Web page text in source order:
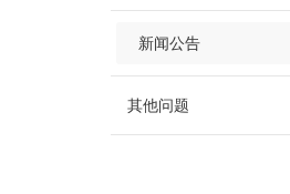
新闻公告
其他问题